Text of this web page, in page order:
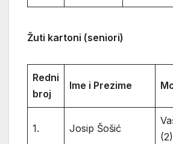
Žuti kartoni (seniori)
Redni
broj
Ime i Prezime
1. Josip Šošić
(2)